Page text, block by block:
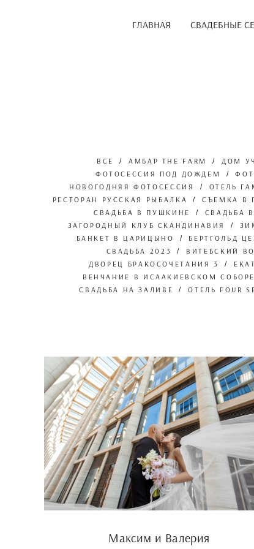
ГЛАВНАЯ СВАДЕБНЫЕ
ВСЕ АМБАР THE FARM ДОМ
ФОТОСЕССИЯ ПОД ДОЖДЕМ
НОВОГОДНЯЯ ФОТОСЕССИЯ
ОТЕЛЬ
РЕСТОРАН РУССКАЯ РЫБАЛКА
СЪЕМКА В
СВАДЬБА В ПУШКИНЕ
СВАДЬБА
ЗАГОРОДНЫЙ КЛУБ СКАНДИНАВИЯ
БАНКЕТ В ЦАРИЦЫНО
БЕРТГОЛЬД
СВАДЬБА 2023
ВИТЕБСКИЙ
ДВОРЕЦ БРАКОСОЧЕТАНИЯ 3
ВЕНЧАНИЕ В ИСААКИЕВСКОМ СОБОРЕ
СВАДЬБА НА ЗАЛИВЕ
ОТЕЛЬ FOUR
Максим и Валерия